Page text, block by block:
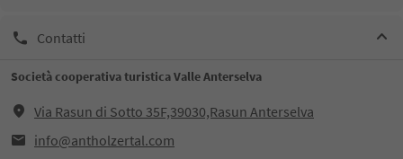
Contatti
Società cooperativa turistica Valle Anterselva
Via Rasun di Sotto 35F,39030,Rasun Anterselva
info@antholzertal.com